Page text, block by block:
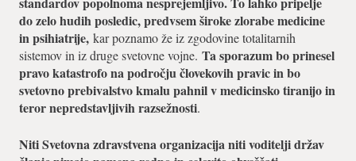
do zelo hudih posledic, predvsem široke zlorabe medicine
in psihiatrije, kar poznamo že iz zgodovine totalitarnih
sistemov in iz druge svetovne vojne. Ta sporazum bo prinesel
pravo katastrofo na področju človekovih pravic in bo
svetovno prebivalstvo kmalu pahnil v medicinsko tiranijo in
teror nepredstavljivih razsežnosti.
Niti Svetovna zdravstvena organizacija niti voditelji držav